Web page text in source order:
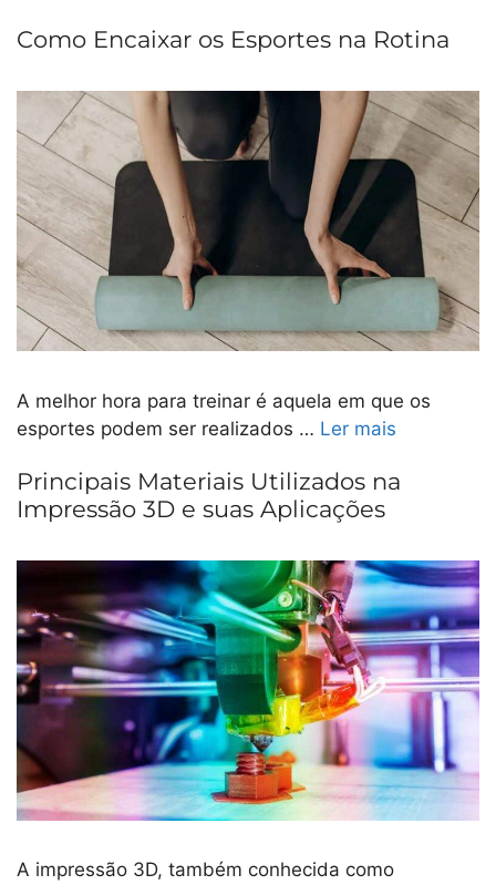
Como Encaixar os Esportes na Rotina
A melhor hora para treinar é aquela em que os
esportes podem ser realizados … Ler mais
Principais Materiais Utilizados na
Impressão 3D e suas Aplicações
A impressão 3D, também conhecida como